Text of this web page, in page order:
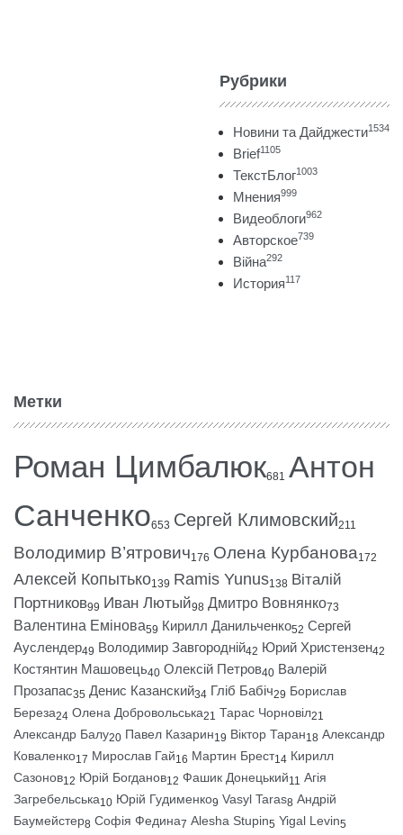
Рубрики
Новини та Дайджести1534
Brief1105
ТекстБлог1003
Мнения999
Видеоблоги962
Авторское739
Війна292
История117
Метки
Роман Цимбалюк681 Антон
Санченко653 Сергей Климовский211
Володимир В’ятрович176 Олена Курбанова172
Алексей Копытько139 Ramis Yunus138 Віталій
Портников99 Иван Лютый98 Дмитро Вовнянко73
Валентина Емінова59 Кирилл Данильченко52 Сергей
Ауслендер49 Володимир Завгородній42 Юрий Христензен42
Костянтин Машовець40 Олексій Петров40 Валерій
Прозапас35 Денис Казанский34 Гліб Бабіч29 Борислав
Береза24 Олена Добровольська21 Тарас Чорновіл21
Александр Балу20 Павел Казарин19 Віктор Таран18 Александр
Коваленко17 Мирослав Гай16 Мартин Брест14 Кирилл
Сазонов12 Юрій Богданов12 Фашик Донецький11 Агія
Загребельська10 Юрій Гудименко9 Vasyl Taras8 Андрій
Баумейстер8 Софія Федина7 Alesha Stupin5 Yigal Levin5